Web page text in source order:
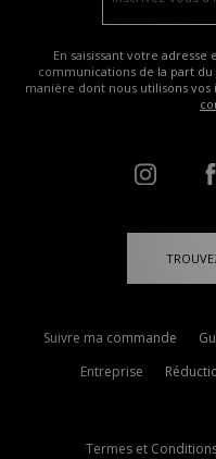
En saisissant votre
communications de la part
manière dont nous utilisons
Suivre ma commande
Entreprise
Termes et